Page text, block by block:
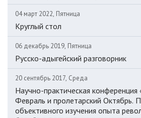
04 март 2022, Пятница
Круглый стол
06 декабрь 2019, Пятница
Русско-адыгейский разговорник
20 сентябрь 2017, Среда
Научно-практическая
Февраль и пролетарский Октябрь.
объективного изучения опыта